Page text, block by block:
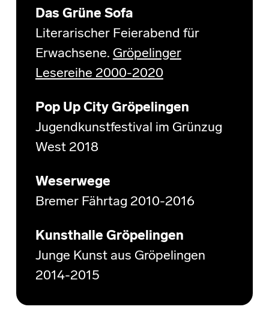
Das Grüne Sofa
Literarischer Feierabend für
Erwachsene. Gröpelinger
Lesereihe 2000-2020
Pop Up City Gröpelingen
Jugendkunstfestival im Grünzug
West 2018
Weserwege
Bremer Fährtag 2010-2016
Kunsthalle Gröpelingen
Junge Kunst aus Gröpelingen
2014-2015